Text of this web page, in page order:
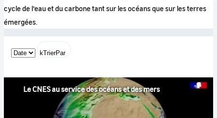
cycle de l’eau et du carbone tant sur les océans que sur les terres
émergées.
kTrierPar
Le CNES au service des océans et des mers